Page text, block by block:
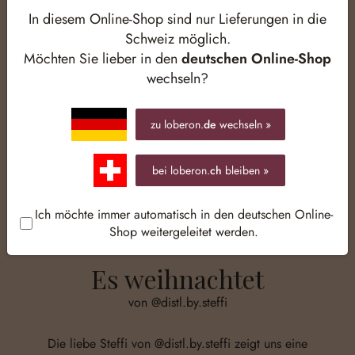
Es weihnachtet
von @distl.by.steffi
Die liebe Steffi von @distl.by.steffi zeigt uns eine
In diesem Online-Shop sind nur Lieferungen in die
Schweiz möglich.
Möchten Sie lieber in den deutschen Online-Shop
wechseln?
zu loberon.de wechseln »
bei loberon.ch bleiben »
Ich möchte immer automatisch in den deutschen Online-
Shop weitergeleitet werden.